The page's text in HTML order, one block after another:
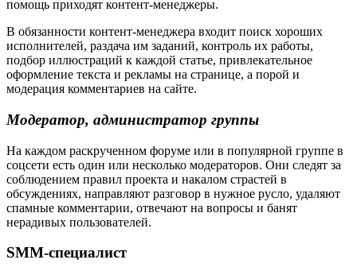
помощь приходят контент-менеджеры.
В обязанности контент-менеджера входит поиск хороших
исполнителей, раздача им заданий, контроль их работы,
подбор иллюстраций к каждой статье, привлекательное
оформление текста и рекламы на странице, а порой и
модерация комментариев на сайте.
Модератор, администратор группы
На каждом раскрученном форуме или в популярной группе в
соцсети есть один или несколько модераторов. Они следят за
соблюдением правил проекта и накалом страстей в
обсуждениях, направляют разговор в нужное русло, удаляют
спамные комментарии, отвечают на вопросы и банят
нерадивых пользователей.
SMM-специалист